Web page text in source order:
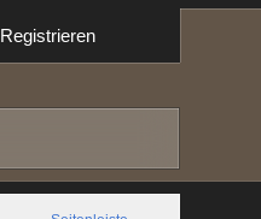
Registrieren